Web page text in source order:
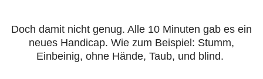
Doch damit nicht genug. Alle 10 Minuten gab es ein
neues Handicap. Wie zum Beispiel: Stumm,
Einbeinig, ohne Hände, Taub, und blind.